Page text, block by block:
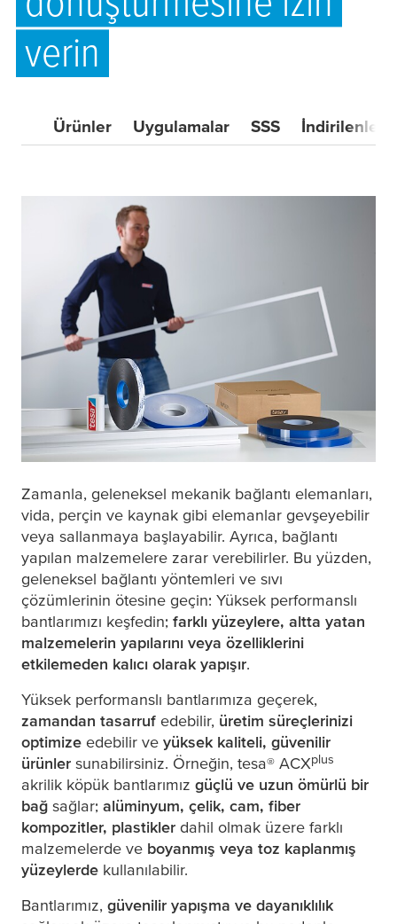
verin
Ürünler Uygulamalar SSS İndirilenler
Zamanla, geleneksel mekanik bağlantı elemanları,
vida, perçin ve kaynak gibi elemanlar gevşeyebilir
veya sallanmaya başlayabilir. Ayrıca, bağlantı
yapılan malzemelere zarar verebilirler. Bu yüzden,
geleneksel bağlantı yöntemleri ve sıvı
çözümlerinin ötesine geçin: Yüksek performanslı
bantlarımızı keşfedin; farklı yüzeylere, altta yatan
malzemelerin yapılarını veya özelliklerini
etkilemeden kalıcı olarak yapışır.
Yüksek performanslı bantlarımıza geçerek,
zamandan tasarruf edebilir, üretim süreçlerinizi
optimize edebilir ve yüksek kaliteli, güvenilir
ürünler sunabilirsiniz. Örneğin, tesa® ACXplus
akrilik köpük bantlarımız güçlü ve uzun ömürlü bir
bağ sağlar; alüminyum, çelik, cam, fiber
kompozitler, plastikler dahil olmak üzere farklı
malzemelerde ve boyanmış veya toz kaplanmış
yüzeylerde kullanılabilir.
Bantlarımız, güvenilir yapışma ve dayanıklılık